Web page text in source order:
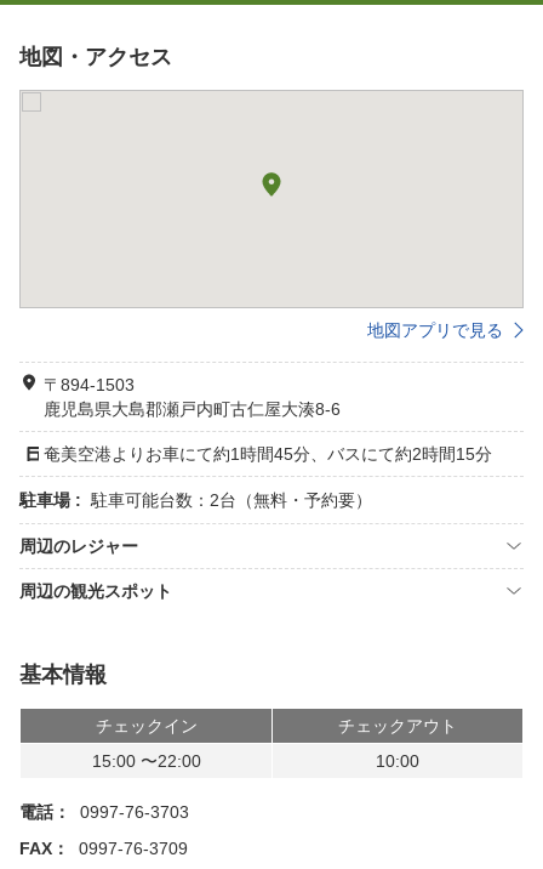
地図・アクセス
地図アプリで見る
〒894-1503
鹿児島県大島郡瀬戸内町古仁屋大湊8-6
奄美空港よりお車にて約1時間45分、バスにて約2時間15分
駐車場 : 駐車可能台数：2台（無料・予約要）
周辺のレジャー
周辺の観光スポット
基本情報
チェックイン
チェックアウト
15:00 〜22:00
10:00
電話：
0997-76-3703
FAX：
0997-76-3709